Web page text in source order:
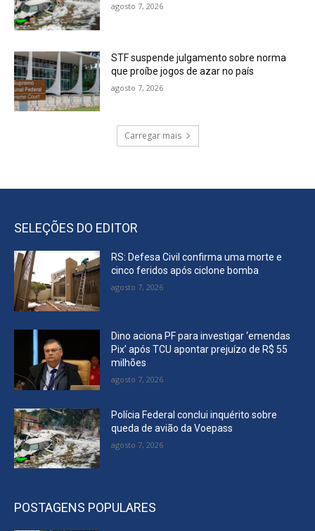
agosto 7, 2026
STF suspende julgamento sobre norma
que proíbe jogos de azar no país
agosto 7, 2026
Carregar mais
SELEÇÕES DO EDITOR
RS: Defesa Civil confirma uma morte e
cinco feridos após ciclone bomba
agosto 7, 2026
Dino aciona PF para investigar ‘emendas
Pix’ após TCU apontar prejuízo de R$ 55
milhões
agosto 7, 2026
Polícia Federal conclui inquérito sobre
queda de avião da Voepass
agosto 7, 2026
POSTAGENS POPULARES